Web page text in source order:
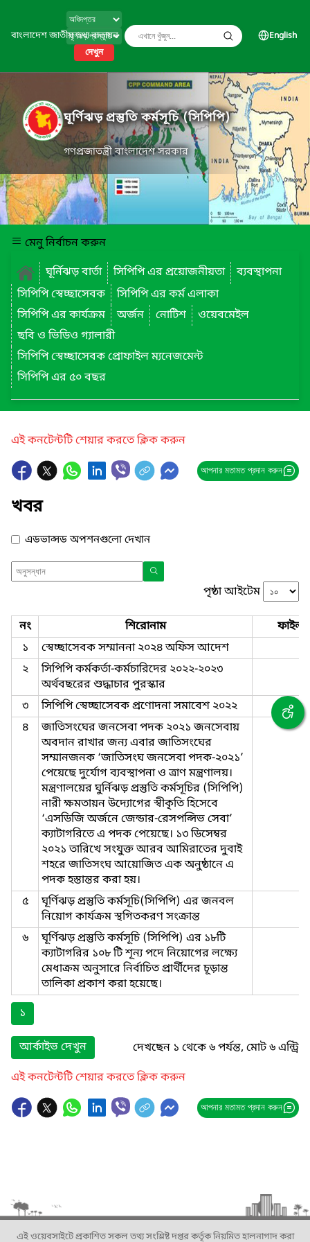
বাংলাদেশ জাতীয় তথ্য বাতায়ন
দেখুন
English
ঘূর্ণিঝড় প্রস্তুতি কর্মসূচি (সিপিপি)
গণপ্রজাতন্ত্রী বাংলাদেশ সরকার
মেনু নির্বাচন করুন
ঘূর্নিঝড় বার্তা
সিপিপি এর প্রয়োজনীয়তা
ব্যবস্থাপনা
সিপিপি স্বেচ্ছাসেবক
সিপিপি এর কর্ম এলাকা
সিপিপি এর কার্যক্রম
অর্জন নোটিশ
ওয়েবমেইল
ছবি ও ভিডিও গ্যালারী
সিপিপি স্বেচ্ছাসেবক প্রোফাইল ম্যনেজমেন্ট
সিপিপি এর ৫০ বছর
এই কনটেন্টটি শেয়ার করতে ক্লিক করুন
আপনার মতামত প্রদান করুন
খবর
এডভান্সড অপশনগুলো দেখান
পৃষ্ঠা আইটেম
নং শিরোনাম
ফাইল
১
স্বেচ্ছাসেবক সম্মাননা ২০২৪ অফিস আদেশ
২
সিপিপি কর্মকর্তা-কর্মচারিদের ২০২২-২০২৩
অর্থবছরের শুদ্ধাচার পুরস্কার
৩
সিপিপি স্বেচ্ছাসেবক প্রণোদনা সমাবেশ ২০২২
৪
জাতিসংঘের জনসেবা পদক ২০২১ জনসেবায়
অবদান রাখার জন্য এবার জাতিসংঘের
সম্মানজনক ‘জাতিসংঘ জনসেবা পদক-২০২১’
পেয়েছে দুর্যোগ ব্যবস্থাপনা ও ত্রাণ মন্ত্রণালয়।
মন্ত্রণালয়ের ঘুর্নিঝড় প্রস্তুতি কর্মসূচির (সিপিপি)
নারী ক্ষমতায়ন উদ্যোগের স্বীকৃতি হিসেবে
‘এসডিজি অর্জনে জেন্ডার-রেসপন্সিভ সেবা’
ক্যাটাগরিতে এ পদক পেয়েছে। ১৩ ডিসেম্বর
২০২১ তারিখে সংযুক্ত আরব আমিরাতের দুবাই
শহরে জাতিসংঘ আয়োজিত এক অনুষ্ঠানে এ
পদক হস্তান্তর করা হয়।
৫
ঘূর্ণিঝড় প্রস্তুতি কর্মসূচি(সিপিপি) এর জনবল
নিয়োগ কার্যক্রম স্থগিতকরণ সংক্রান্ত
৬
ঘূর্ণিঝড় প্রস্তুতি কর্মসূচি (সিপিপি) এর ১৮টি
ক্যাটাগরির ১০৮ টি শূন্য পদে নিয়োগের লক্ষ্যে
মেধাক্রম অনুসারে নির্বাচিত প্রার্থীদের চূড়ান্ত
তালিকা প্রকাশ করা হয়েছে।
১
আর্কাইভ দেখুন
দেখছেন ১ থেকে ৬ পর্যন্ত, মোট ৬ এন্ট্রি
এই কনটেন্টটি শেয়ার করতে ক্লিক করুন
আপনার মতামত প্রদান করুন
এই ওয়েবসাইটে প্রকাশিত সকল তথ্য সংশ্লিষ্ট দপ্তর কর্তৃক নিয়মিত হালনাগাদ করা